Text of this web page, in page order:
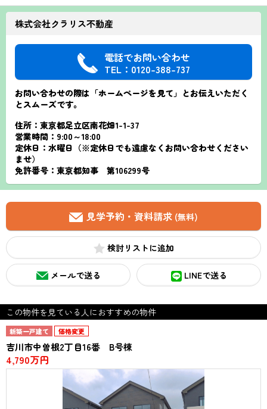
株式会社クラリス不動産
電話でお問い合わせ
TEL：0120-388-737
お問い合わせの際は「ホームページを見て」とお伝えいただく
とスムーズです。
住所：東京都足立区南花畑1-1-37
営業時間：9:00～18:00
定休日：水曜日（※定休日でも遠慮なくお問い合わせください
ませ）
免許番号：東京都知事 第106299号
見学予約・資料請求 (無料)
検討リスト
メールで送る LINEで送る
この物件を見ている人におすすめの物件
新築一戸建て 価格変更
吉川市中曽根2丁目16番 B号棟
4,790万円